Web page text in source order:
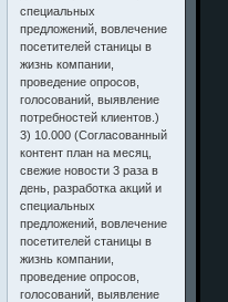
специальных
предложений, вовлечение
посетителей станицы в
жизнь компании,
проведение опросов,
голосований, выявление
потребностей клиентов.)
3) 10.000 (Согласованный
контент план на месяц,
свежие новости 3 раза в
день, разработка акций и
специальных
предложений, вовлечение
посетителей станицы в
жизнь компании,
проведение опросов,
голосований, выявление